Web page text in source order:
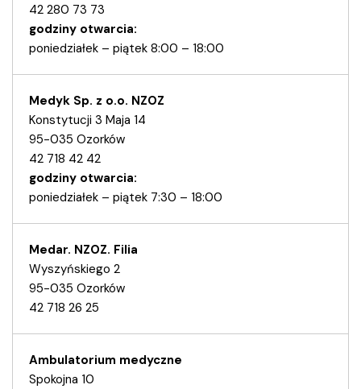
42 280 73 73
godziny otwarcia:
poniedziałek – piątek 8:00 – 18:00
Medyk Sp. z o.o. NZOZ
Konstytucji 3 Maja 14
95-035 Ozorków
42 718 42 42
godziny otwarcia:
poniedziałek – piątek 7:30 – 18:00
Medar. NZOZ. Filia
Wyszyńskiego 2
95-035 Ozorków
42 718 26 25
Ambulatorium medyczne
Spokojna 10